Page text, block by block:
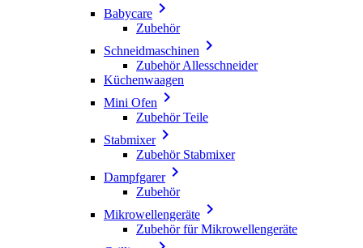
Babycare 
Zubehör
Schneidmaschinen 
Zubehör Allesschneider
Küchenwaagen
Mini Ofen 
Zubehör Teile
Stabmixer
Zubehör Stabmixer
Dampfgarer
Zubehör
Mikrowellengeräte 
Zubehör für Mikrowellengeräte